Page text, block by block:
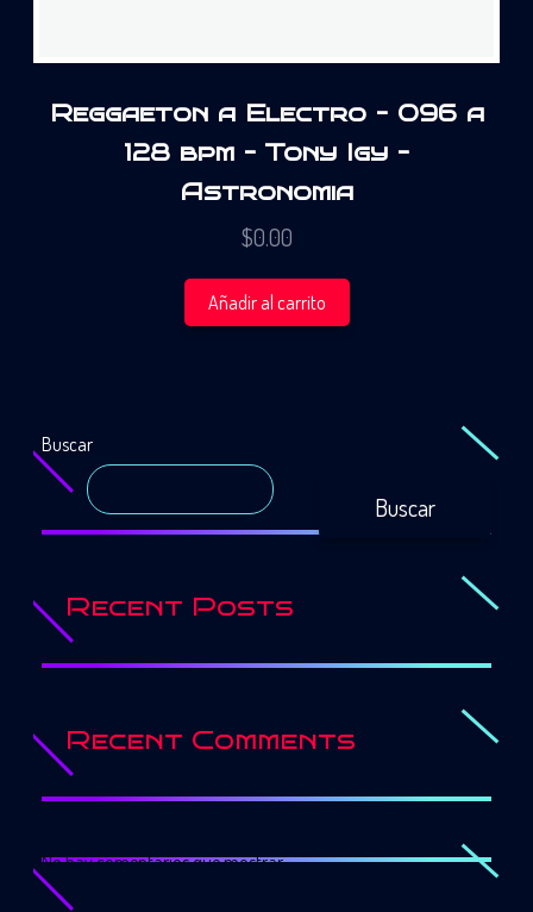
Reggaeton a Electro – 096 a
128 bpm – Tony Igy –
Astronomia
$0.00
Añadir al carrito
Buscar
Buscar
Recent Posts
Recent Comments
No hay comentarios que mostrar.